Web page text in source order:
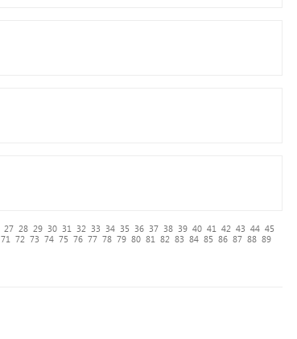
27 28 29 30 31 32 33 34 35 36 37 38 39 40 41 42 43 44 45
71 72 73 74 75 76 77 78 79 80 81 82 83 84 85 86 87 88 89